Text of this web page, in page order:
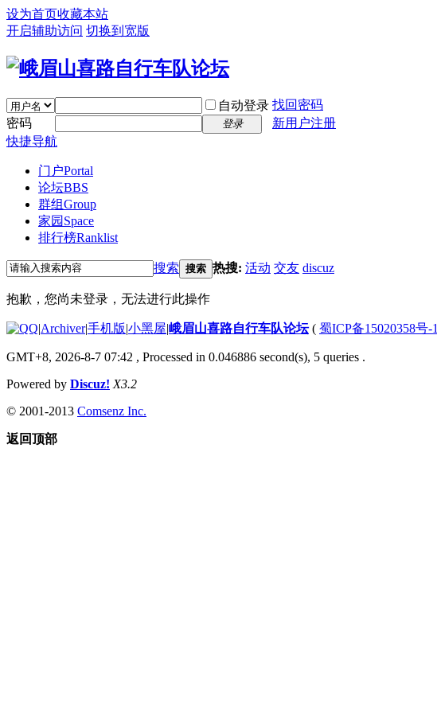
设为首页收藏本站
开启辅助访问 切换到宽版
自动登录 找回密码
密码
登录
新用户注册
快捷导航
门户Portal
论坛BBS
群组Group
家园 Space
排行榜Ranklist
搜索 搜索 热搜: 活动 交友 discuz
抱歉，您尚未登录，无法进行此操作
|Archiver|手机版|小黑屋|峨眉山喜路自行车队论坛( 蜀ICP备15020358号-1
GMT+8, 2026-8-7 07:42 , Processed in 0.046886 second(s), 5 queries .
Powered by Discuz! X3.2
© 2001-2013 Comsenz Inc.
返回顶部